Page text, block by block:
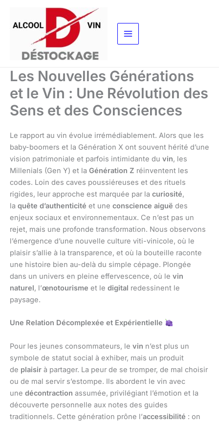
contenu
Les Nouvelles Générations
et le Vin : Une Révolution des
Sens et des Consciences
Le rapport au vin évolue irrémédiablement. Alors que les
baby-boomers et la Génération X ont souvent hérité d’une
vision patrimoniale et parfois intimidante du vin, les
Millenials (Gen Y) et la Génération Z réinventent les
codes. Loin des caves poussiéreuses et des rituels
rigides, leur approche est marquée par la curiosité,
la quête d’authenticité et une conscience aiguë des
enjeux sociaux et environnementaux. Ce n’est pas un
rejet, mais une profonde transformation. Nous observons
l’émergence d’une nouvelle culture viti-vinicole, où le
plaisir s’allie à la transparence, et où la bouteille raconte
une histoire bien au-delà du simple cépage. Plongée
dans un univers en pleine effervescence, où le vin
naturel, l’œnotourisme et le digital redessinent le
paysage.
Une Relation Décomplexée et Expérientielle
Pour les jeunes consommateurs, le vin n’est plus un
symbole de statut social à exhiber, mais un produit
de plaisir à partager. La peur de se tromper, de mal choisir
ou de mal servir s’estompe. Ils abordent le vin avec
une décontraction assumée, privilégiant l’émotion et la
découverte personnelle aux notes des guides
traditionnels. Cette génération prône l’accessibilité : on